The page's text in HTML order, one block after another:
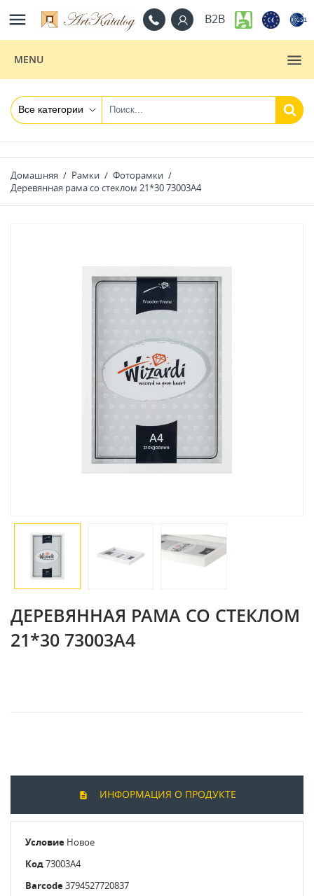
 B2B
MENU
Домашняя Рамки
Фоторамки
Деревянная рама со стеклом 21*30 73003A4
ДЕРЕВЯННАЯ РАМА СО СТЕКЛОМ
21*30 73003A4
ИНФОРМАЦИЯ О ПРОДУКТЕ
Условие Новое
Код73003A4
Barcode3794527720837